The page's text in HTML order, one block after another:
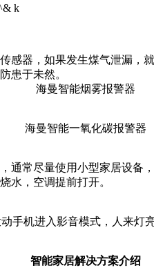
k
感器，如果发生煤气泄漏
患于未然。
海曼智能烟雾报警器
海曼智能一氧化碳报警器
通常尽量使用小型家居设备
水，空调提前打开。
手机进入影音模式，人来灯
智能家居解决方案介绍